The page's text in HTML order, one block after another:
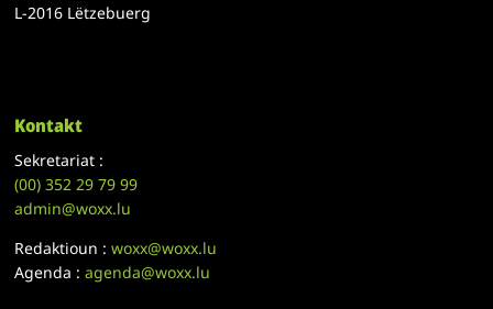
L-2016 Lëtzebuerg
Kontakt
Sekretariat :
(00)352 29 79 99
admin@woxx.lu
Redaktioun :woxx@woxx.lu
Agenda :agenda@woxx.lu